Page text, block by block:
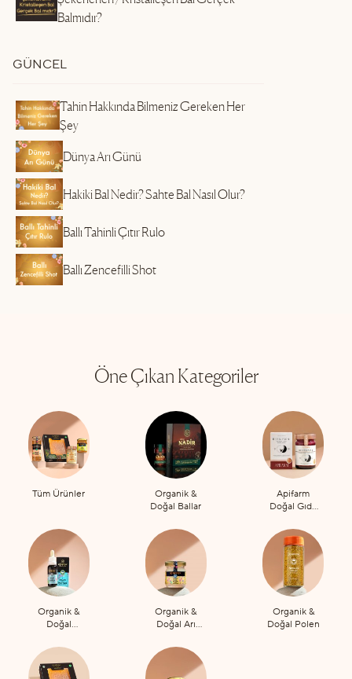
Balmıdır?
GÜNCEL
Tahin Hakkında Bilmeniz Gereken Her
Şey
Dünya Arı Günü
Hakiki Bal Nedir? Sahte Bal Nasıl Olur?
Ballı Tahinli Çıtır Rulo
Ballı Zencefilli Shot
Öne Çıkan Kategoriler
Tüm Ürünler
Organik &
Doğal Ballar
Apifarm
Doğal Gıda
Organik &
Doğal
Organik &
Doğal Arı
Organik &
Doğal Polen